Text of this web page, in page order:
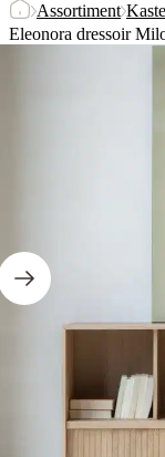
Assortiment
Eleonora dressoir